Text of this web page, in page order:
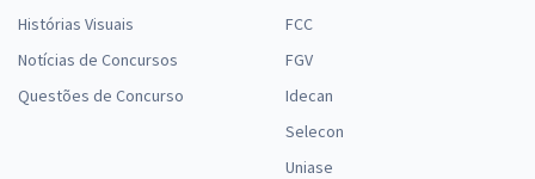
Histórias Visuais
Notícias de Concursos
Questões de Concurso
FCC
FGV
Idecan
Selecon
Uniase